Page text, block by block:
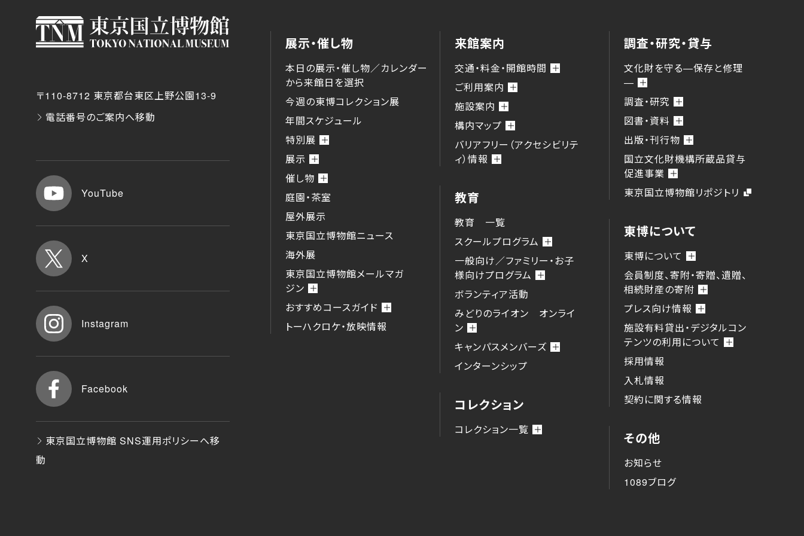
〒110-8712 東京都台東区上野公園13-9
電話番号のご案内へ移動
YouTube
X
Instagram
Facebook
東京国立博物館 SNS運用ポリシーへ移
動
展示・催し物
本日の展示・催し物／カレンダー
から来館⽇を選択
今週の東博コレクション展
年間スケジュール
特別展
展示
催し物
庭園・茶室
屋外展示
東京国立博物館ニュース
海外展
東京国立博物館メールマガ
ジン
おすすめコースガイド
トーハクロケ・放映情報
来館案内
交通・料金・開館時間
ご利用案内
施設案内
構内マップ
バリアフリー（アクセシビリテ
ィ）情報
教育
教育 一覧
スクールプログラム
一般向け／ファミリー・お子
様向けプログラム
ボランティア活動
みどりのライオン オンライ
ン
キャンパスメンバーズ
インターンシップ
コレクション
コレクション一覧
調査・研究・貸与
文化財を守る―保存と修理
―
調査・研究
図書・資料
出版・刊行物
国立文化財機構所蔵品貸与
促進事業
東京国立博物館リポジトリ
東博について
東博について
会員制度、寄附・寄贈、遺贈、
相続財産の寄附
プレス向け情報
施設有料貸出・デジタルコン
テンツの利用について
採用情報
入札情報
契約に関する情報
その他
お知らせ
1089ブログ